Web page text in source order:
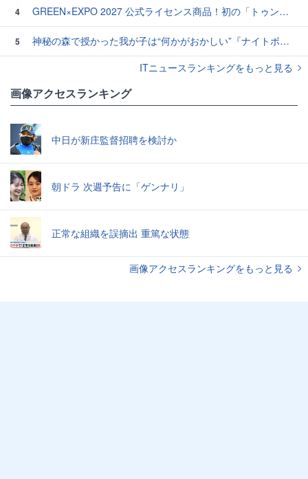
4 GREEN×EXPO 2027 公式ライセンス商品！初の「トゥンクトゥンク」公式LINEスタンプ、販売開始
5
神秘の森で授かった我が子は“何かがおかしい”『ナイトボーン -夜哭-』本編映像解禁 母の絶叫顔うちわが全国の劇場に［ホラー通信］
ITニュースランキングをもっと見る
画像アクセスランキング
中日が新庄監督招聘を検討か
朝ドラ 次週予告に「ゲンナリ」
正常な組織を誤摘出 重篤な状態
画像アクセスランキングをもっと見る